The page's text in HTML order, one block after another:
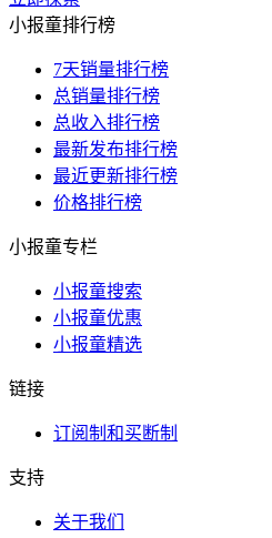
小报童排行榜
7天销量排行榜
总销量排行榜
总收入排行榜
最新发布排行榜
最近更新排行榜
价格排行榜
小报童专栏
小报童搜索
小报童优惠
小报童精选
链接
订阅制和买断制
支持
关于我们